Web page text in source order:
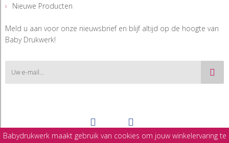
Babydrukwerk maakt gebruik van cookies om jouw winkelervaring te
Nieuwe Producten
Meld u aan voor onze nieuwsbrief en blijf altijd op de hoogte van
Baby Drukwerk!